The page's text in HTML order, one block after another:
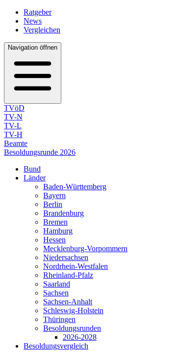
Ratgeber
News
Vergleichen
Navigation öffnen
TVöD
TV-N
TV-L
TV-H
Beamte
Besoldungsrunde 2026
Bund
Länder
Baden-Württemberg
Bayern
Berlin
Brandenburg
Bremen
Hamburg
Hessen
Mecklenburg-Vorpommern
Niedersachsen
Nordrhein-Westfalen
Rheinland-Pfalz
Saarland
Sachsen
Sachsen-Anhalt
Schleswig-Holstein
Thüringen
Besoldungsrunden
2026-2028
Besoldungsvergleich